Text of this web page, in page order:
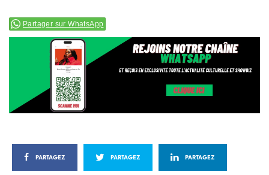
Partager sur WhatsApp
PARTAGEZ PARTAGEZ PARTAGEZ